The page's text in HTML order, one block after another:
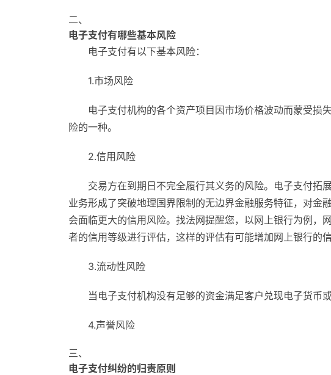
二、
电子支付有哪些基本风险
电子支付有以下基本风险：
1.市场风险
电子支付机构的各个资产项目因市场价格波动而蒙受损
险的一种。
2.信用风险
交易方在到期日不完全履行其义务的风险。电子支付拓
业务形成了突破地理国界限制的无边界金融服务特征，对金
会面临更大的信用风险。找法网提醒您，以网上银行为例，
者的信用等级进行评估，这样的评估有可能增加网上银行的信
3.流动性风险
当电子支付机构没有足够的资金满足客户兑现电子货币
4.声誉风险
三、
电子支付纠纷的归责原则